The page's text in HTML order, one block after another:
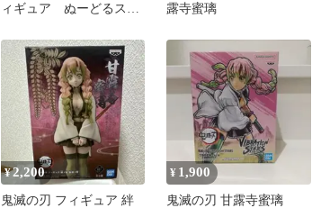
ィギュア ぬーどるスト
露寺蜜璃
¥2,200
鬼滅の刃 フィギュア 絆
¥ 1,900
鬼滅の刃 甘露寺蜜璃